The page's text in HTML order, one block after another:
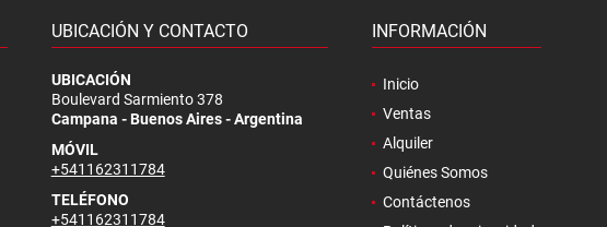
UBICACIÓN Y CONTACTO
UBICACIÓN
Boulevard Sarmiento 378
Campana - Buenos Aires - Argentina
MÓVIL
+541162311784
TELÉFONO
+541162311784
INFORMACIÓN
Inicio
Ventas
Alquiler
Quiénes Somos
Contáctenos